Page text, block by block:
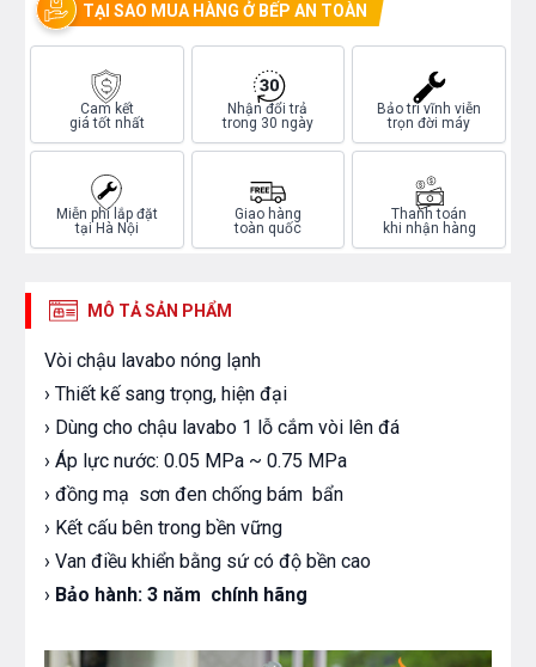
TẠI SAO MUA HÀNG Ở BẾP AN TOÀN
Cam kết
giá tốt nhất
Nhận đổi trả
trong 30 ngày
Bảo trì vĩnh viễn
trọn đời máy
Miễn phí lắp đặt
tại Hà Nội
Giao hàng
toàn quốc
Thanh toán
khi nhận hàng
MÔ TẢ SẢN PHẨM
Vòi chậu lavabo nóng lạnh
› Thiết kế sang trọng, hiện đại
› Dùng cho chậu lavabo 1 lỗ cắm vòi lên đá
› Áp lực nước: 0.05 MPa ~ 0.75 MPa
› đồng mạ sơn đen chống bám bẩn
› Kết cấu bên trong bền vững
› Van điều khiển bằng sứ có độ bền cao
› Bảo hành: 3 năm chính hãng